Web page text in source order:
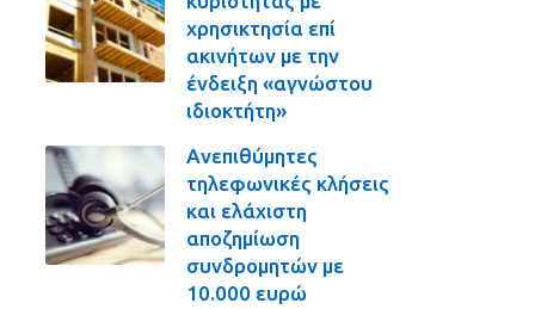
χρησικτησία επί
ακινήτων με την
ένδειξη «αγνώστου
ιδιοκτήτη»
Ανεπιθύμητες
τηλεφωνικές κλήσεις
και ελάχιστη
αποζημίωση
συνδρομητών με
10.000 ευρώ